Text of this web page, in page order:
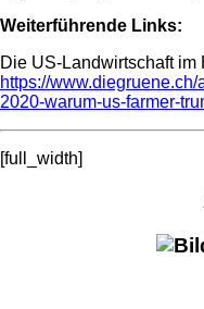
Weiterführende Links:
Die US-Landwirtschaft
https://
2020-warum-us-farmer-
[full_width]